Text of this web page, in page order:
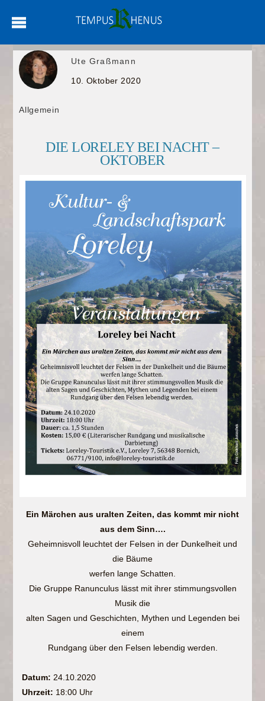
Ute Graßmann
10. Oktober 2020
Allgemein
DIE LORELEY BEI NACHT –
OKTOBER
Ein Märchen aus uralten Zeiten, das kommt mir nicht
aus dem Sinn….
Geheimnisvoll leuchtet der Felsen in der Dunkelheit und
die Bäume
werfen lange Schatten.
Die Gruppe Ranunculus lässt mit ihrer stimmungsvollen
Musik die
alten Sagen und Geschichten, Mythen und Legenden bei
einem
Rundgang über den Felsen lebendig werden.
Datum: 24.10.2020
Uhrzeit: 18:00 Uhr